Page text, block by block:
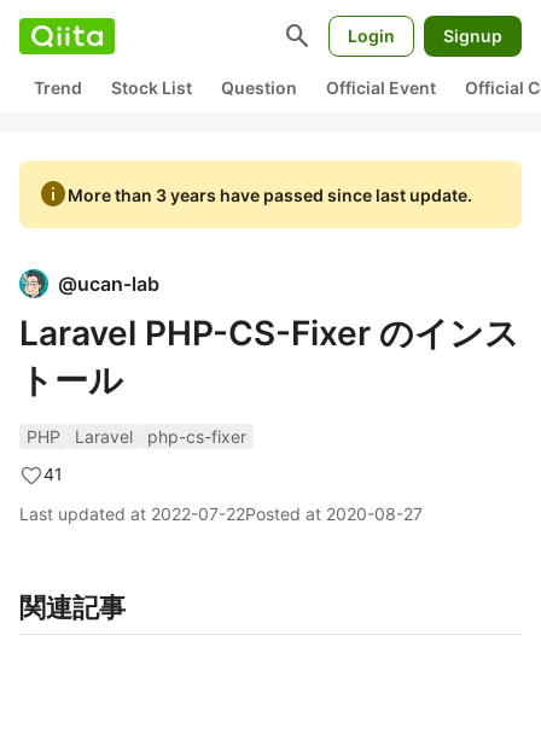
search Login Signup
Trend Stock List Question Official Event Official
infoMore than 3 years have passed since last update.
@ucan-lab
Laravel PHP-CS-Fixer のインス
トール
PHP Laravel
php-cs-fixer
41
Last updated at 2022-07-22Posted at 2020-08-27
関連記事